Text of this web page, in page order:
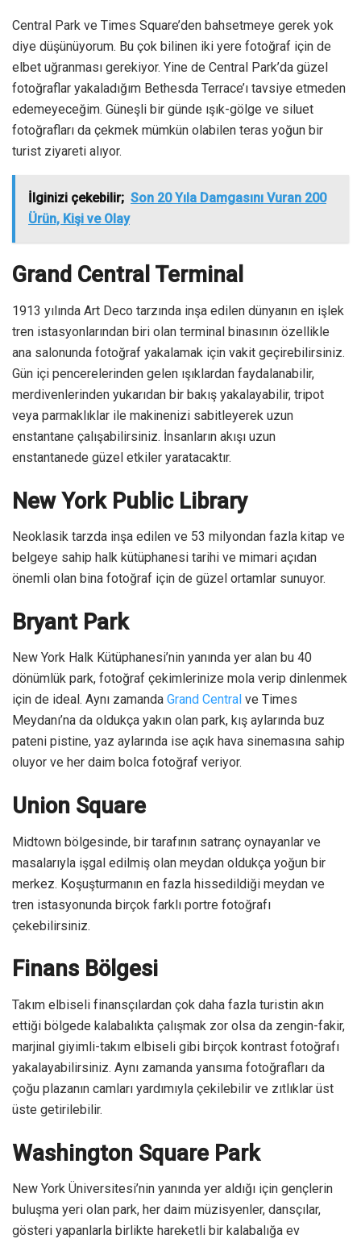
Central Park ve Times Square’den bahsetmeye gerek yok
diye düşünüyorum. Bu çok bilinen iki yere fotoğraf için de
elbet uğranması gerekiyor. Yine de Central Park’da güzel
fotoğraflar yakaladığım Bethesda Terrace’ı tavsiye etmeden
edemeyeceğim. Güneşli bir günde ışık-gölge ve siluet
fotoğrafları da çekmek mümkün olabilen teras yoğun bir
turist ziyareti alıyor.
İlginizi çekebilir; Son 20 Yıla Damgasını Vuran 200
Ürün, Kişi ve Olay
Grand Central Terminal
1913 yılında Art Deco tarzında inşa edilen dünyanın en işlek
tren istasyonlarından biri olan terminal binasının özellikle
ana salonunda fotoğraf yakalamak için vakit geçirebilirsiniz.
Gün içi pencerelerinden gelen ışıklardan faydalanabilir,
merdivenlerinden yukarıdan bir bakış yakalayabilir, tripot
veya parmaklıklar ile makinenizi sabitleyerek uzun
enstantane çalışabilirsiniz. İnsanların akışı uzun
enstantanede güzel etkiler yaratacaktır.
New York Public Library
Neoklasik tarzda inşa edilen ve 53 milyondan fazla kitap ve
belgeye sahip halk kütüphanesi tarihi ve mimari açıdan
önemli olan bina fotoğraf için de güzel ortamlar sunuyor.
Bryant Park
New York Halk Kütüphanesi’nin yanında yer alan bu 40
dönümlük park, fotoğraf çekimlerinize mola verip dinlenmek
için de ideal. Aynı zamanda Grand Central ve Times
Meydanı’na da oldukça yakın olan park, kış aylarında buz
pateni pistine, yaz aylarında ise açık hava sinemasına sahip
oluyor ve her daim bolca fotoğraf veriyor.
Union Square
Midtown bölgesinde, bir tarafının satranç oynayanlar ve
masalarıyla işgal edilmiş olan meydan oldukça yoğun bir
merkez. Koşuşturmanın en fazla hissedildiği meydan ve
tren istasyonunda birçok farklı portre fotoğrafı
çekebilirsiniz.
Finans Bölgesi
Takım elbiseli finansçılardan çok daha fazla turistin akın
ettiği bölgede kalabalıkta çalışmak zor olsa da zengin-fakir,
marjinal giyimli-takım elbiseli gibi birçok kontrast fotoğrafı
yakalayabilirsiniz. Aynı zamanda yansıma fotoğrafları da
çoğu plazanın camları yardımıyla çekilebilir ve zıtlıklar üst
üste getirilebilir.
Washington Square Park
New York Üniversitesi’nin yanında yer aldığı için gençlerin
buluşma yeri olan park, her daim müzisyenler, dansçılar,
gösteri yapanlarla birlikte hareketli bir kalabalığa ev